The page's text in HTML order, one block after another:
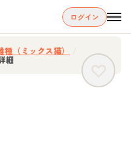
ログイン
種（ミックス猫）
細